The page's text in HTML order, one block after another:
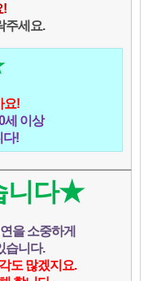
!
주세요.
요!
세 이상
다!
니다★
을 소중하게
습니다.
도 많겠지요.